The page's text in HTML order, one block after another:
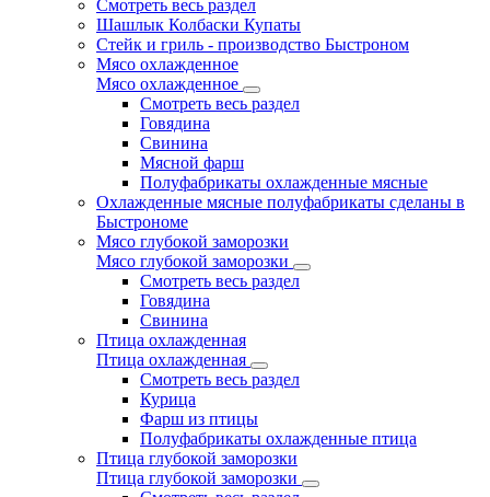
Смотреть весь раздел
Шашлык Колбаски Купаты
Стейк и гриль - производство Быстроном
Мясо охлажденное
Мясо охлажденное
Смотреть весь раздел
Говядина
Свинина
Мясной фарш
Полуфабрикаты охлажденные мясные
Охлажденные мясные полуфабрикаты сделаны в
Быстрономе
Мясо глубокой заморозки
Мясо глубокой заморозки
Смотреть весь раздел
Говядина
Свинина
Птица охлажденная
Птица охлажденная
Смотреть весь раздел
Курица
Фарш из птицы
Полуфабрикаты охлажденные птица
Птица глубокой заморозки
Птица глубокой заморозки